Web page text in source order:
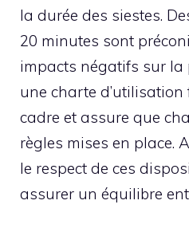
la durée des siestes.
20 minutes sont
impacts négatifs sur la
une charte
cadre et assure que
règles mises en place.
le respect de ces
assurer un équilibre